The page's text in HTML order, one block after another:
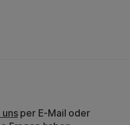
per E-Mail oder